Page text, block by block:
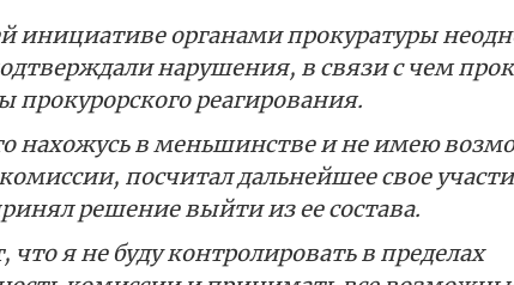
органами прокуратуры
нарушения, в связи с чем
реагирования.
нахожусь в меньшинстве и не имею
посчитал дальнейшее свое
решение выйти из ее состава.
что я не буду контролировать в пределах